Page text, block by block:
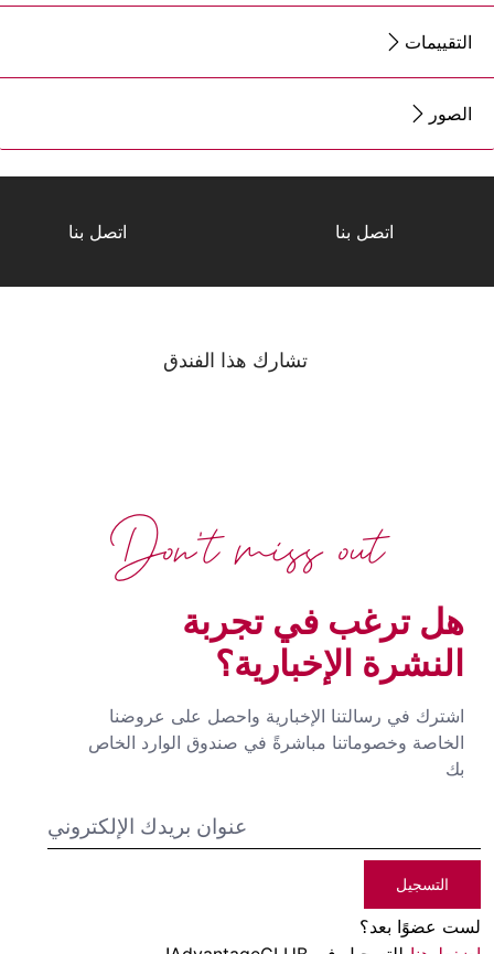
التقييمات
الصور
اتصل بنا اتصل بنا
تشارك هذا الفندق
هل ترغب في تجربة
النشرة الإخبارية؟
اشترك في رسالتنا الإخبارية واحصل على عروضنا
الخاصة وخصوماتنا مباشرةً في صندوق الوارد الخاص
بك
التسجيل
لست عضوًا بعد؟
Don't miss out